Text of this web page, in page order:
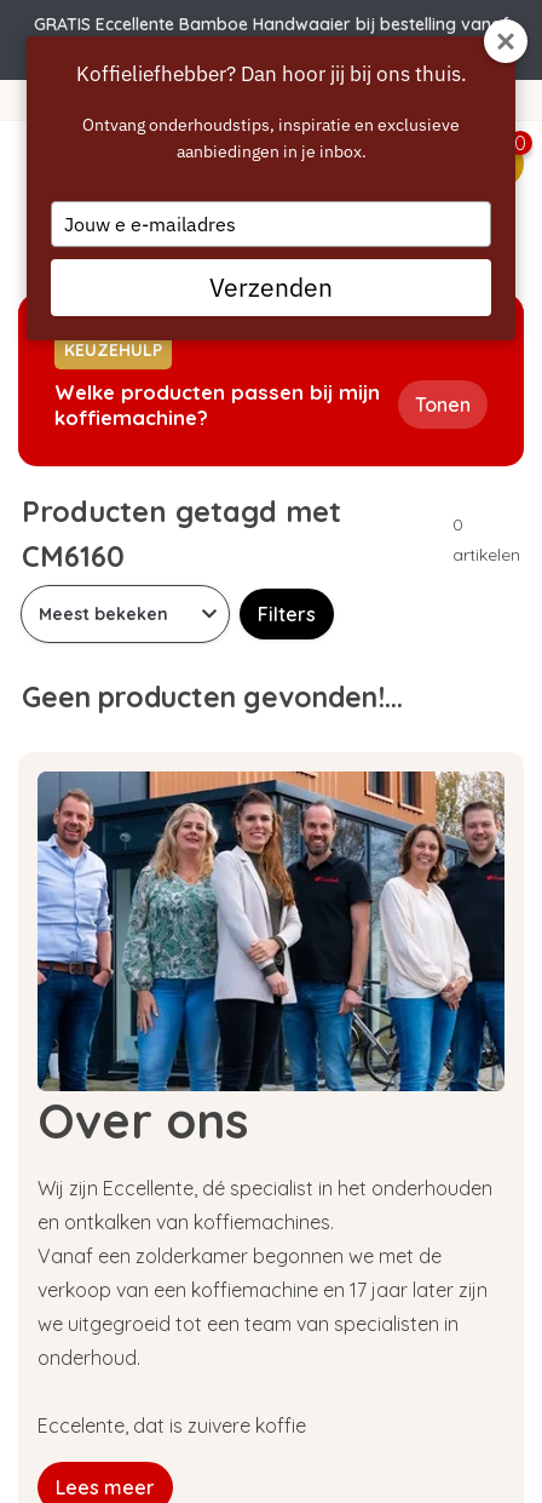
GRATIS Eccellente Bamboe Handwaaier bij bestelling vanaf
0
Home/Tags/CM6160
KEUZEHULP
Welke producten passen bij mijn
koffiemachine?
Tonen
Producten getagd met
CM6160
0
artikelen
Filters
Geen producten gevonden!...
Over ons
Wij zijn Eccellente, dé specialist in het onderhouden
en ontkalken van koffiemachines.
Vanaf een zolderkamer begonnen we met de
verkoop van een koffiemachine en 17 jaar later zijn
we uitgegroeid tot een team van specialisten in
onderhoud.
Eccelente, dat is zuivere koffie
Lees meer
Koffieliefhebber? Dan hoor jij bij ons thuis.
Ontvang onderhoudstips, inspiratie en exclusieve
aanbiedingen in je inbox.
Type
your
email
Verzenden